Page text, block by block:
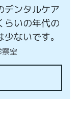
デンタルケア
らいの年代の
ないです。
室